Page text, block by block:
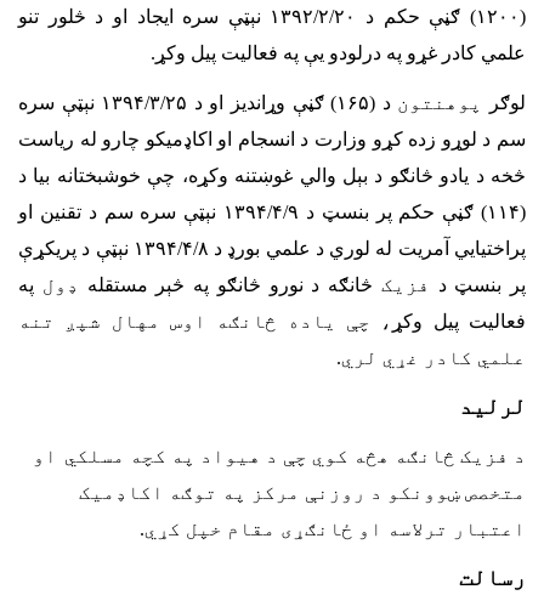
(۱۲۰۰) ګڼې حکم د ۱۳۹۲/۲/۲۰ نېټې سره ایجاد او د څلور تنو
علمي کادر غړو په درلودو یې په فعالیت پیل وکړ .
لوګر پوهنتوند (۱۶۵)
ګڼې وړاندیز او د ۱۳۹۴/۳/۲۵ نېټې سره
سم د لوړو زده کړو وزارت د انسجام او اکاډمیکو چارو له ریاست
څخه د یادو څانګو د بېل والي غوښتنه وکړه، چې خوشبختانه بیا د
(۱۱۴)
ګڼې حکم پر بنسټ د ۱۳۹۴/۴/۹ نېټې سره سم د تقنین او
پراختیایي آمریت له لوري د علمي بورډ د ۱۳۹۴/۴/۸ نېټې د پریکړې
پر بنسټ د
فزیک څانګه د نورو څانګو په څېر مستقله ډول په
فعالیت پیل وکړ ، چې یاده څانګه اوس مهال شپږ تنه
علمي کادر غړي لري.
لرلید
د فزیک څانګه هڅه کوي چې د هیواد په کچه مسلکي
او
متخصص ښوونکو د روزنې مرکز په توګه اکاډمیک
اعتبار ترلاسه او ځانګړی مقام خپل کړي.
رسالت